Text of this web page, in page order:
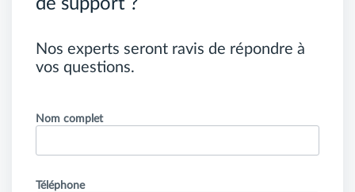
Nos experts seront ravis de répondre à
vos questions.
Nom complet
Téléphone